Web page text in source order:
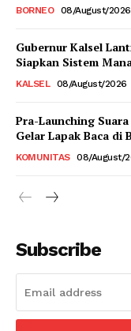
BORNEO 08/August/2026
Gubernur Kalsel
Siapkan Sistem
KALSEL 08/August/2026
Pra-Launching
Gelar Lapak Baca di
KOMUNITAS 08/August/
Subscribe